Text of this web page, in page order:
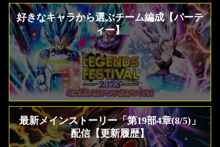
好きなキャラから選ぶチーム編成【パーテ
ィー】
ソウル一覧効果、ステータス比較 ドラゴ
ンボールZ クロスキーパーズ
最新メインストーリー「第19部4章(8/5)」
配信【更新履歴】